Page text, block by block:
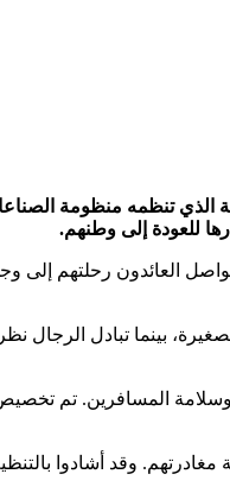
للعودة إلى وطنهم.
في اتجاه أسوان، ومن المقرر أن يصل إلى محطة السد
بينما تبادل الرجال
المسافرين. تم
وقد أشادوا